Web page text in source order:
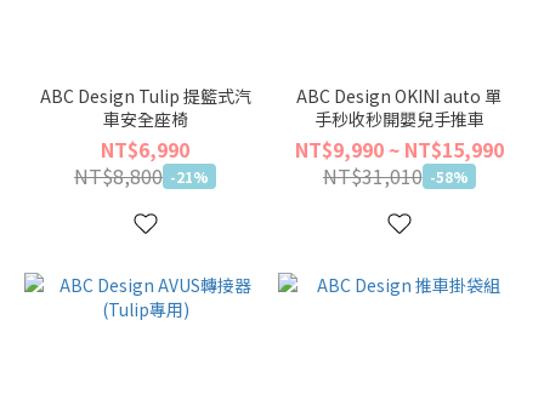
ABC Design Tulip 提籃式汽
車安全座椅
NT$6,990
NT$8,800 -21%
ABC Design OKINI auto 單
手秒收秒開嬰兒手推車
NT$9,990 ~ NT$15,990
NT$31,010 -58%